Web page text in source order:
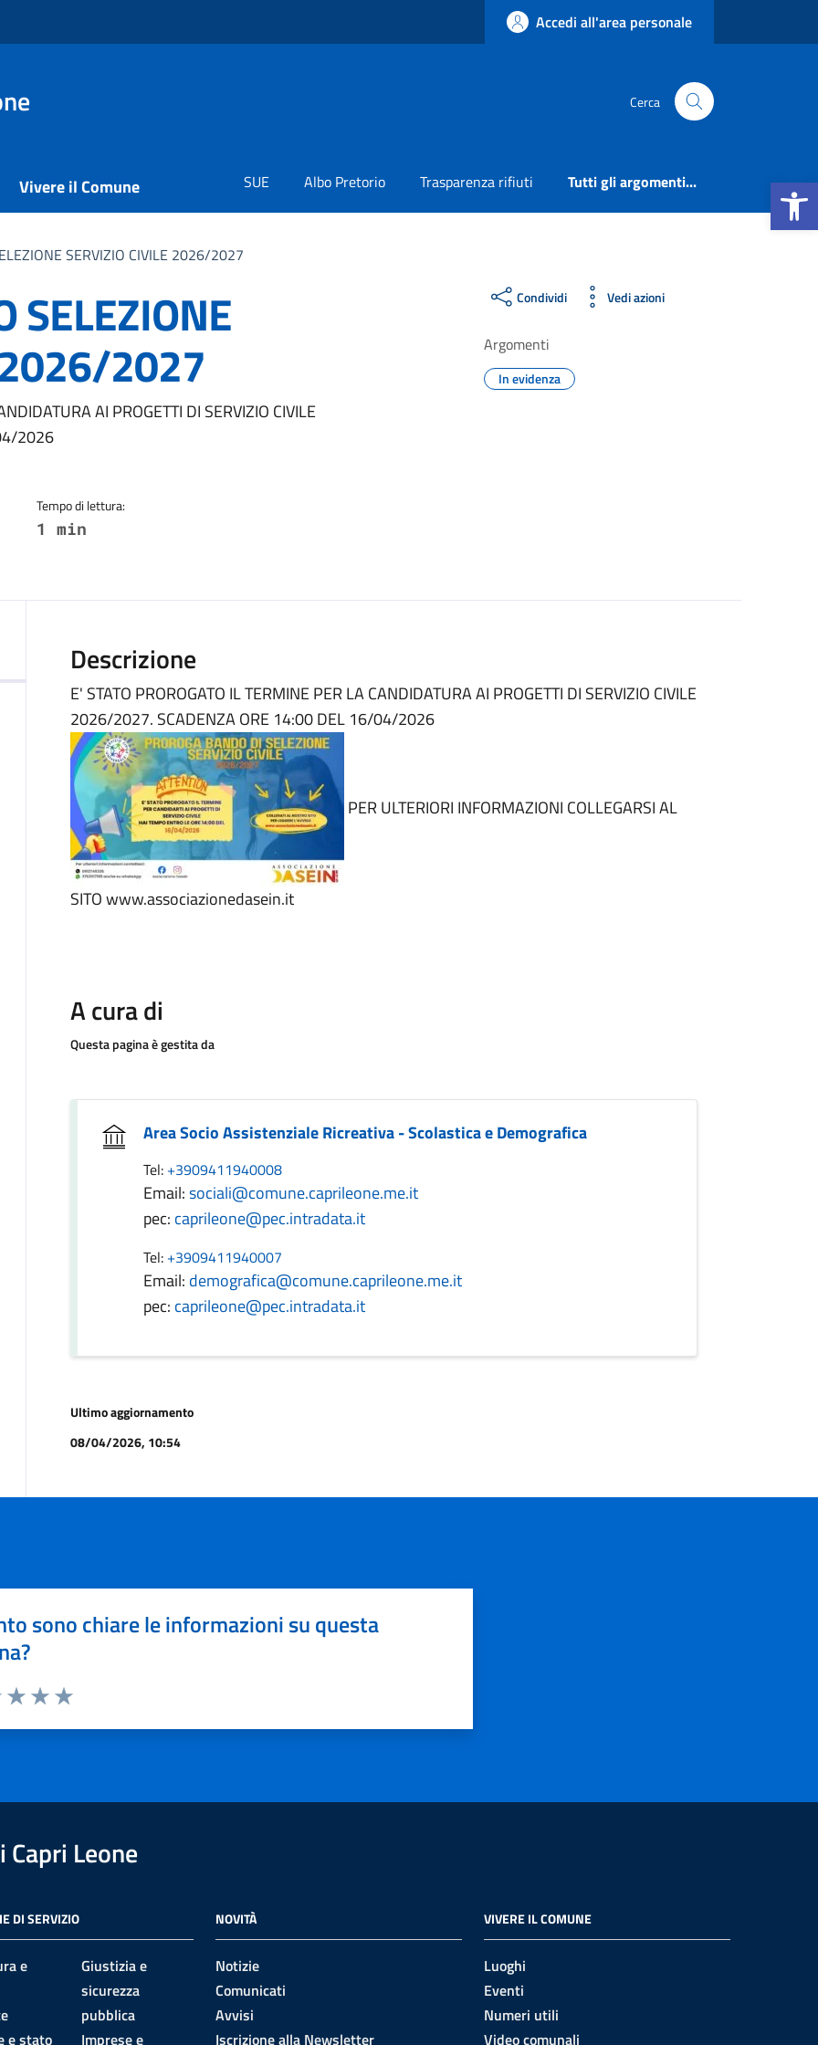
Apri la
Accedi all'area personale
Cerca
Vivere il Comune SUE Albo Pretorio Trasparenza rifiuti Tutti gli argomenti...
SERVIZIO CIVILE 2026/2027
SELEZIONE
2026/2027
AI PROGETTI DI SERVIZIO CIVILE
2026
Tempo di lettura:
1 min
Condividi Vedi azioni
Argomenti
In evidenza
Descrizione
E' STATO PROROGATO IL TERMINE PER LA CANDIDATURA AI PROGETTI DI SERVIZIO CIVILE
2026/2027. SCADENZA ORE 14:00 DEL 16/04/2026
PER ULTERIORI INFORMAZIONI COLLEGARSI AL
SITO www.associazionedasein.it
A cura di
Questa pagina è gestita da
Area Socio Assistenziale Ricreativa - Scolastica e Demografica
Tel: +3909411940008
Email:sociali@comune.caprileone.me.it
pec: caprileone@pec.intradata.it
Tel: +3909411940007
Email: demografica@comune.caprileone.me.it
pec: caprileone@pec.intradata.it
Ultimo aggiornamento
08/04/2026, 10:54
sono chiare le informazioni su questa
Capri Leone
DI SERVIZIO
e
e stato
Giustizia e
sicurezza
pubblica
Imprese e
NOVITÀ
Notizie
Comunicati
Avvisi
Iscrizione alla Newsletter
VIVERE IL COMUNE
Luoghi
Eventi
Numeri utili
Video comunali